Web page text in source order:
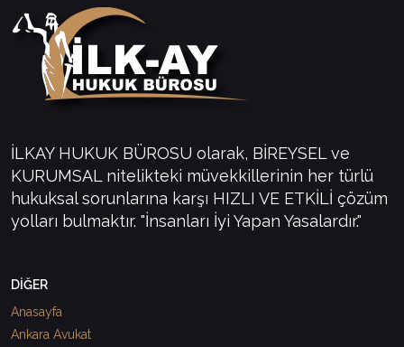
İLKAY HUKUK BÜROSU olarak, BİREYSEL ve
KURUMSAL nitelikteki müvekkillerinin her türlü
hukuksal sorunlarına karşı HIZLI VE ETKİLİ çözüm
yolları bulmaktır. "İnsanları İyi Yapan Yasalardır."
DİĞER
Anasayfa
Ankara Avukat